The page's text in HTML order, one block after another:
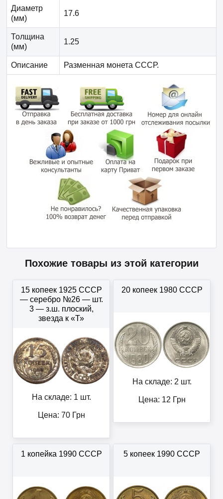
Диаметр
(мм)
17.6
Толщина
(мм)
1.25
Описание Разменная монета СССР.
Похожие товары из этой категории
15 копеек 1925 СССР
— серебро №26 — шт.
3 — з.ш. плоский,
звезда к «Т»
На складе: 1 шт.
Цена: 70Грн
20 копеек 1980 СССР
На складе: 2 шт.
Цена: 12 Грн
1 копейка 1990 СССР 5 копеек 1990 СССР